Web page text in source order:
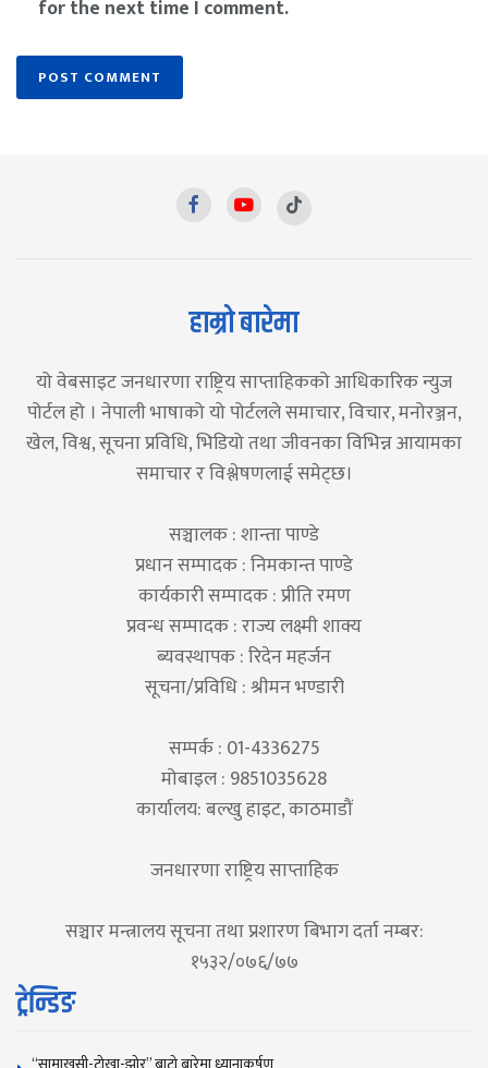
for the next time I comment.
हाम्रो बारेमा
यो वेबसाइट जनधारणा राष्ट्रिय साप्ताहिकको आधिकारिक न्युज
पोर्टल हो । नेपाली भाषाको यो पोर्टलले समाचार, विचार, मनोरञ्जन,
खेल, विश्व, सूचना प्रविधि, भिडियो तथा जीवनका विभिन्न आयामका
समाचार र विश्लेषणलाई समेट्छ।
सञ्चालक : शान्ता पाण्डे
प्रधान सम्पादक : निमकान्त पाण्डे
कार्यकारी सम्पादक : प्रीति रमण
प्रवन्ध सम्पादक : राज्य लक्ष्मी शाक्य
ब्यवस्थापक : रिदेन महर्जन
सूचना/प्रविधि : श्रीमन भण्डारी
सम्पर्क : 01-4336275
मोबाइल : 9851035628
कार्यालय: बल्खु हाइट, काठमाडौं
जनधारणा राष्ट्रिय साप्ताहिक
सञ्चार मन्त्रालय सूचना तथा प्रशारण बिभाग दर्ता नम्बर:
१५३२/०७६/७७
ट्रेन्डिङ